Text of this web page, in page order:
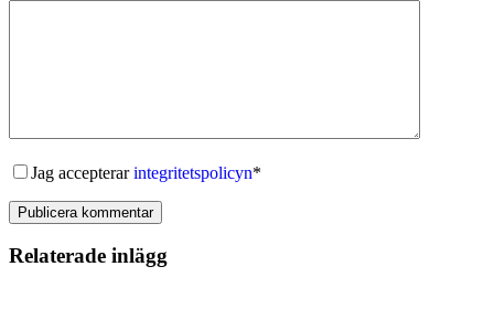
Jag accepterarintegritetspolicyn*
Publicera kommentar
Relaterade inlägg